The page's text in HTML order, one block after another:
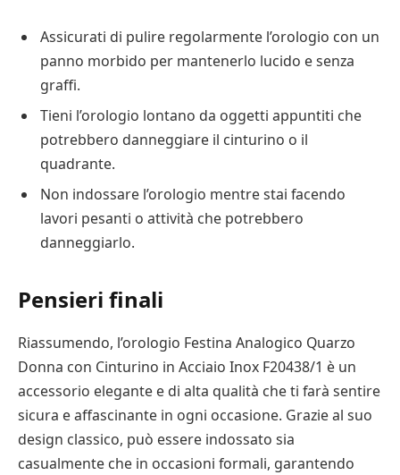
Assicurati di pulire regolarmente l’orologio con un
panno morbido per mantenerlo lucido e senza
graffi.
Tieni l’orologio lontano da oggetti appuntiti che
potrebbero danneggiare il cinturino o il
quadrante.
Non indossare l’orologio mentre stai facendo
lavori pesanti o attività che potrebbero
danneggiarlo.
Pensieri finali
Riassumendo, l’orologio Festina Analogico Quarzo
Donna con Cinturino in Acciaio Inox F20438/1 è un
accessorio elegante e di alta qualità che ti farà sentire
sicura e affascinante in ogni occasione. Grazie al suo
design classico, può essere indossato sia
casualmente che in occasioni formali, garantendo